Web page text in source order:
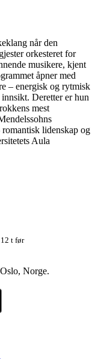
når den
orkesteret for
musikere, kjent
åpner med
– energisk og rytmisk
Deretter er hun
mest
lidenskap og
Aula
t før
Norge.